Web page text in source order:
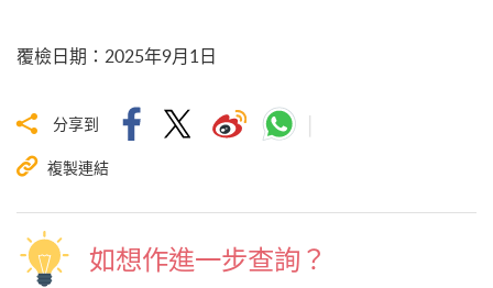
覆檢日期 ： 2025年9月1日
分享到
複製連結
如想作進一步查詢？